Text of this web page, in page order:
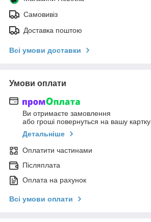
Самовивіз
Доставка поштою
Всі умови доставки
Умови оплати
Ви отримаєте замовлення
або гроші повернуться на вашу картку
Детальніше
Оплатити частинами
Післяплата
Оплата на рахунок
Всі умови оплати